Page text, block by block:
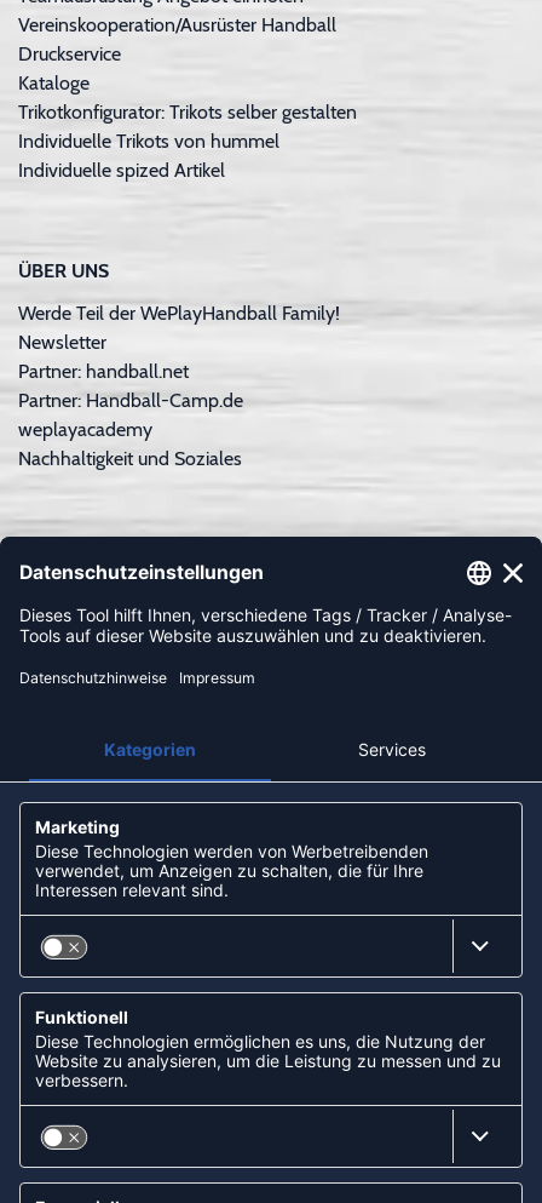
Vereinskooperation/Ausrüster Handball
Druckservice
Kataloge
Trikotkonfigurator: Trikots selber gestalten
Individuelle Trikots von hummel
Individuelle spized Artikel
ÜBER UNS
Werde Teil der WePlayHandball Family!
Newsletter
Partner: handball.net
Partner: Handball-Camp.de
weplayacademy
Nachhaltigkeit und Soziales
ZAHLUNGSARTEN
Apple Pay
Kreditkarte
NEWSLETTER
KOOPERATIONEN